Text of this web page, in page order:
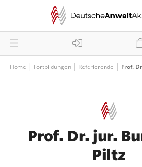
Home Fortbildungen Referierende Prof.
Prof. Dr. jur.
Piltz